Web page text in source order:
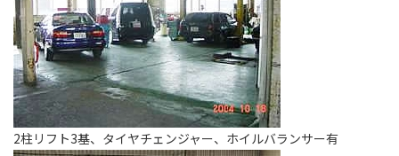
2柱リフト3基、タイヤチェンジャー、ホイルバランサー有